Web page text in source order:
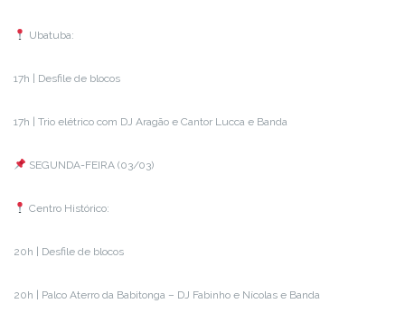
Ubatuba:
17h | Desfile de blocos
17h | Trio elétrico com DJ Aragão e Cantor Lucca e Banda
SEGUNDA-FEIRA (03/03)
Centro Histórico:
20h | Desfile de blocos
20h | Palco Aterro da Babitonga – DJ Fabinho e Nícolas e Banda